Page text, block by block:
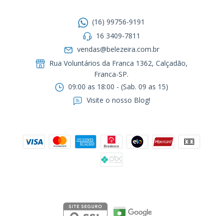
(16) 99756-9191
16 3409-7811
vendas@belezeira.com.br
Rua Voluntários da Franca 1362, Calçadão,
Franca-SP.ㅤㅤㅤㅤㅤㅤㅤㅤㅤㅤㅤ
09:00 as 18:00 - (Sab. 09 as 15)
Visite o nosso Blog!